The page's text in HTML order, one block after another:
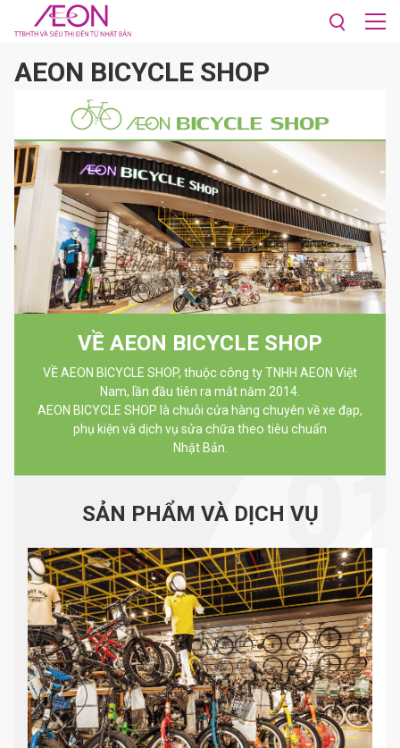
Thương hiệu AEON
AEON BICYCLE SHOP
VỀ AEON BICYCLE SHOP
VỀ AEON BICYCLE SHOP, thuộc công ty TNHH AEON Việt
Nam, lần đầu tiên ra mắt năm 2014.
AEON BICYCLE SHOP là chuỗi cửa hàng chuyên về xe đạp,
phụ kiện và dịch vụ sửa chữa theo tiêu chuẩn
Nhật Bản.
SẢN PHẨM VÀ DỊCH VỤ